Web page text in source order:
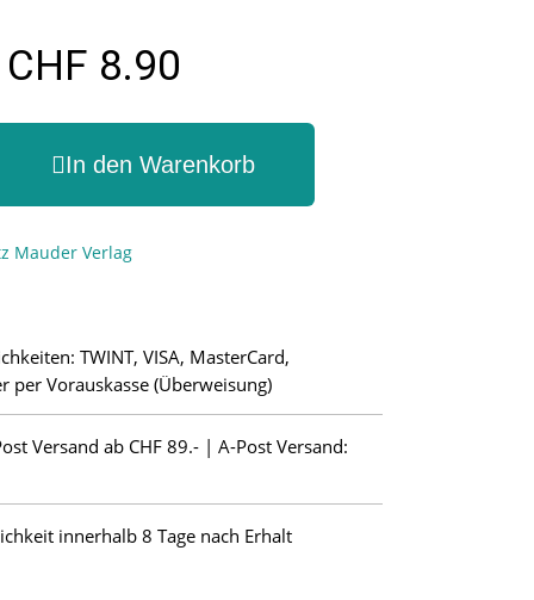
CHF 8.90
In den Warenkorb
Mauder Verlag
TWINT, VISA, MasterCard,
per Vorauskasse (Überweisung)
Versand ab CHF 89.- | A-Post Versand:
innerhalb 8 Tage nach Erhalt